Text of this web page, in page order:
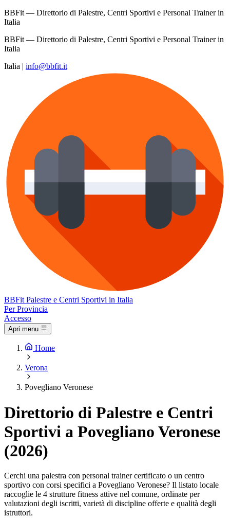
BBFit — Direttorio di Palestre, Centri Sportivi e Personal Trainer in
Italia
BBFit — Direttorio di Palestre, Centri Sportivi e Personal Trainer in
Italia
Italia | info@bbfit.it
BBFit Palestre e Centri Sportivi in Italia
Per Provincia
Accesso
Apri menu
Home
Verona
Povegliano Veronese
Direttorio di Palestre e Centri
Sportivi a Povegliano Veronese
(2026)
Cerchi una palestra con personal trainer certificato o un centro
sportivo con corsi specifici a Povegliano Veronese? Il listato locale
raccoglie le 4 strutture fitness attive nel comune, ordinate per
valutazioni degli iscritti, varietà di discipline offerte e qualità degli
istruttori.